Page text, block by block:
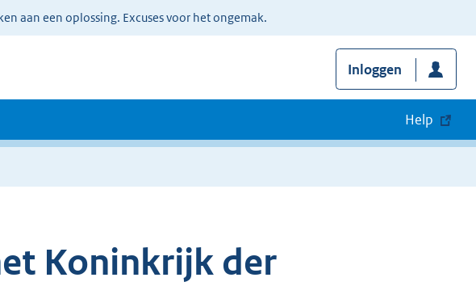
aan een oplossing. Excuses voor het ongemak.
Inloggen
Help
Koninkrijk der